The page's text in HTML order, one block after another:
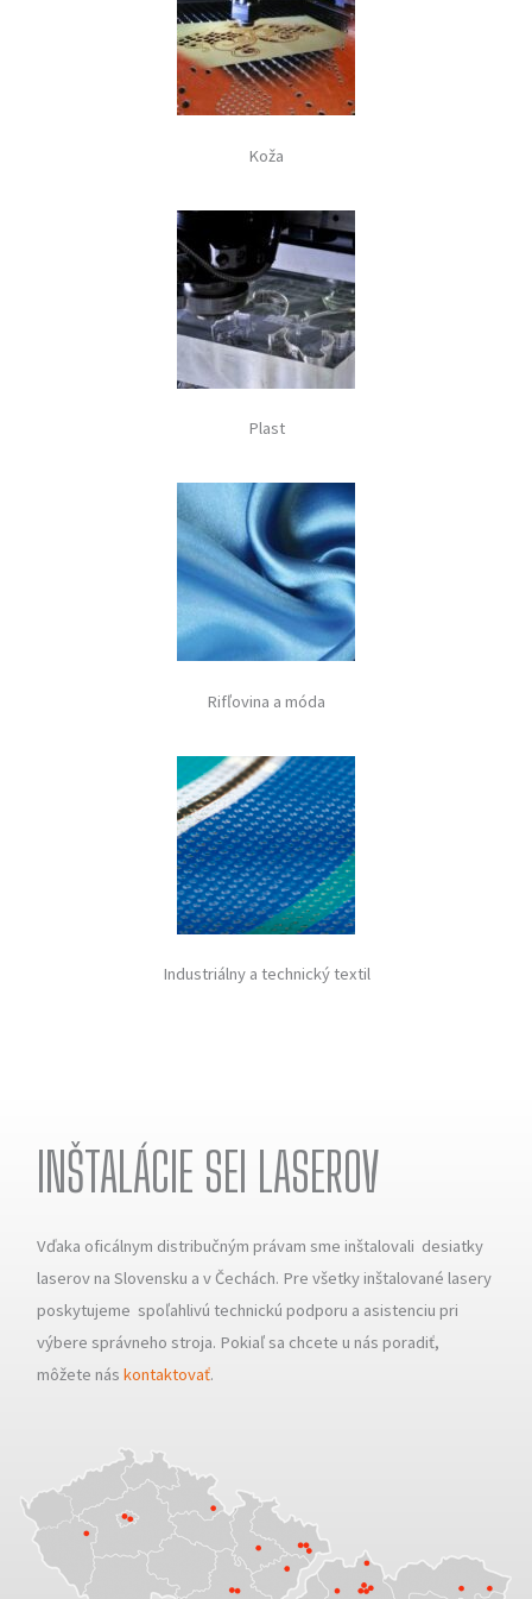
Koža
Plast
Rifľovina a móda
Industriálny a technický textil
INŠTALÁCIE SEI LASEROV
Vďaka oficálnym distribučným právam sme inštalovali desiatky
laserov na Slovensku a v Čechách. Pre všetky inštalované lasery
poskytujeme spoľahlivú technickú podporu a asistenciu pri
výbere správneho stroja. Pokiaľ sa chcete u nás poradiť,
môžete náskontaktovať.